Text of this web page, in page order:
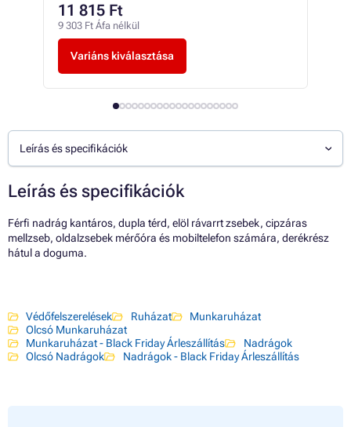
11 815 Ft
9 303 Ft Áfa nélkül
Variáns kiválasztása
Leírás és specifikációk
Leírás és specifikációk
Férfi nadrág kantáros, dupla térd, elöl rávarrt zsebek, cipzáras
mellzseb, oldalzsebek mérőóra és mobiltelefon számára, derékrész
hátul a doguma.
Védőfelszerelések Ruházat
Munkaruházat
Olcsó Munkaruházat
Munkaruházat - Black Friday Árleszállítás
Nadrágok
Olcsó Nadrágok
Nadrágok - Black Friday Árleszállítás